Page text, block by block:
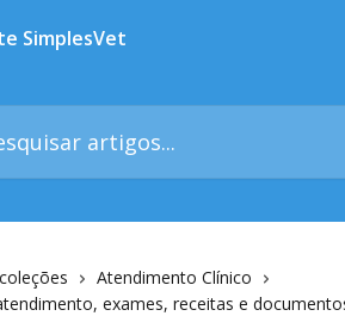
artigos...
Atendimento Clínico
exames, receitas e